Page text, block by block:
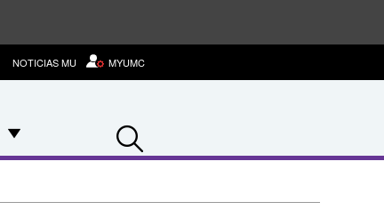
NOTICIAS MU MYUMC
Search